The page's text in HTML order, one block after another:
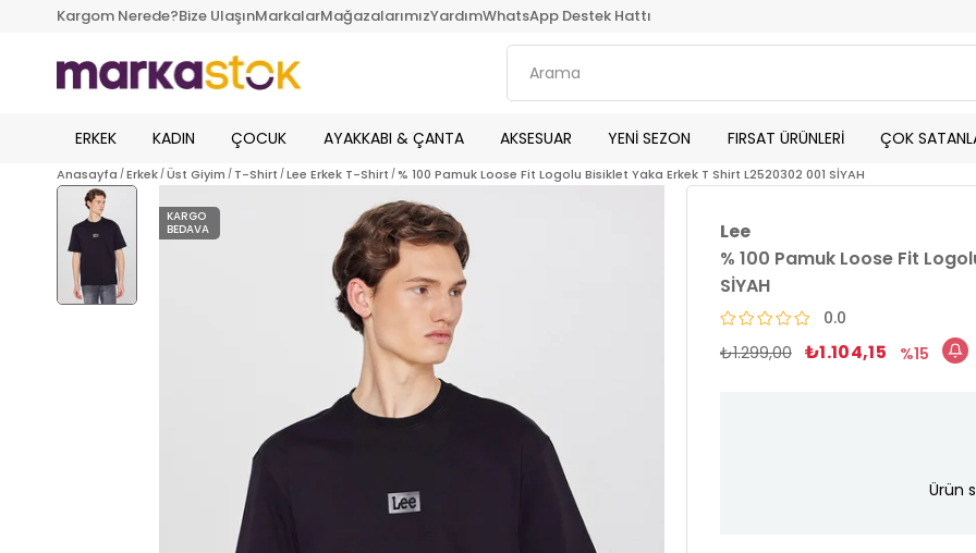
Kargom Nerede?Bize UlaşınMarkalarMağazalarımızYardımWhatsApp Destek Hattı
ERKEK KADIN ÇOCUK AYAKKABI & ÇANTA AKSESUAR YENİ SEZON FIRSAT ÜRÜNLERİ ÇOK
Anasayfa Erkek Üst Giyim T-Shirt Lee Erkek T-Shirt % 100 Pamuk Loose Fit Logolu Bisiklet Yaka Erkek T Shirt L2520302 001 SİYAH
KARGO
BEDAVA
Lee
% 100 Pamuk Loose Fit
SİYAH
0.0
₺1.299,00 ₺1.104,15 15
Ürün